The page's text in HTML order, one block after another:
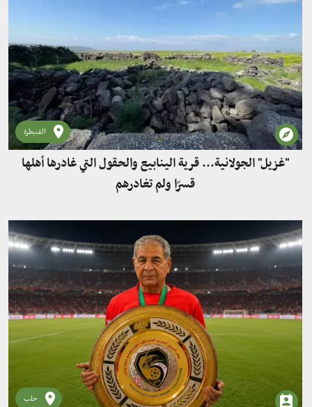
القنيطرة
"غزيل" الجولانية... قرية الينابيع والحقول التي غادرها أهلها
قسرًا ولم تغادرهم
حلب